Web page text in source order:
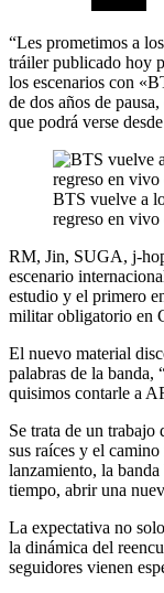
“Les prometimos a
tráiler publicado hoy
los escenarios con
de dos años de
que podrá verse
BTS vuelve a
regreso en vivo
RM, Jin, SUGA, j-
escenario
estudio y el primero
militar obligatorio en
El nuevo material
palabras de la banda,
quisimos contarle a
Se trata de un trabajo
sus raíces y el
lanzamiento, la
tiempo, abrir una
La expectativa no
la dinámica del
seguidores vienen